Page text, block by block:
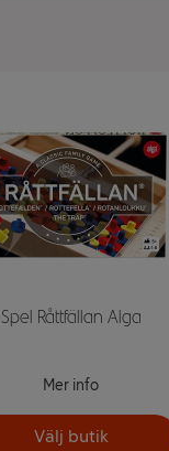
Spel Råttfällan Alga
Mer info
Välj butik